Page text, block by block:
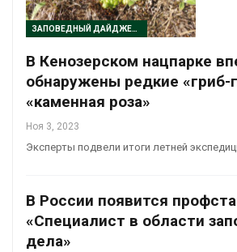
ЗАПОВЕДНЫЙ ДАЙДЖЕСТ
В Кенозерском нацпарке
обнаружены редкие «гриб-
«каменная роза»
Ноя 3, 2023
Эксперты подвели итоги летней
В России появится
«Специалист в области
дела»